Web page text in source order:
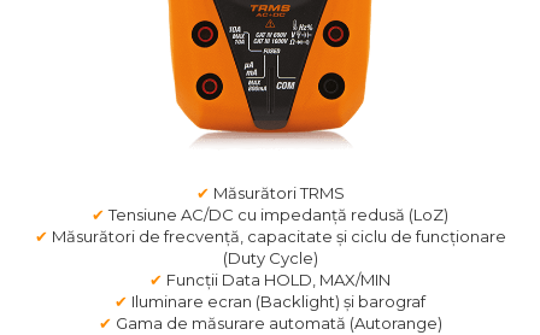
✔ Măsurători TRMS
✔Tensiune AC/DC cu impedanță redusă (LoZ)
✔ Măsurători de frecvență, capacitate și ciclu de funcționare
(Duty Cycle)
✔ Funcții Data HOLD, MAX/MIN
✔ Iluminare ecran (Backlight) și barograf
✔ Gama de măsurare automată (Autorange)